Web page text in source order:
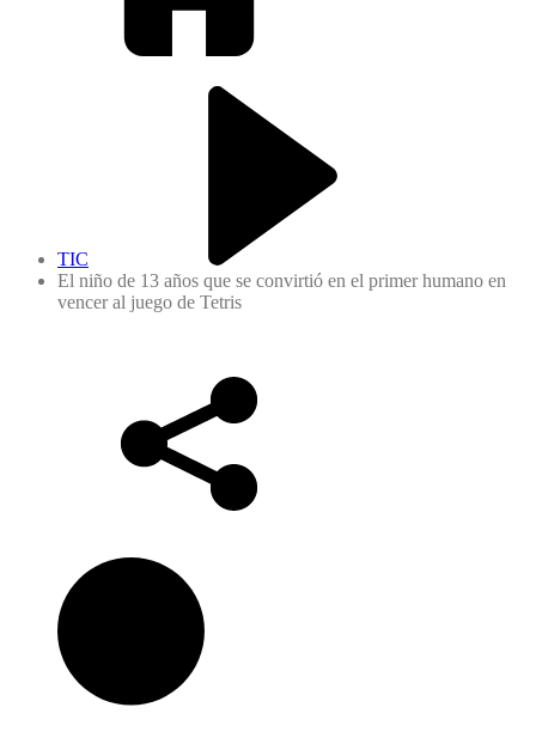
TIC
El niño de 13 años que se convirtió en el primer humano en
vencer al juego de Tetris